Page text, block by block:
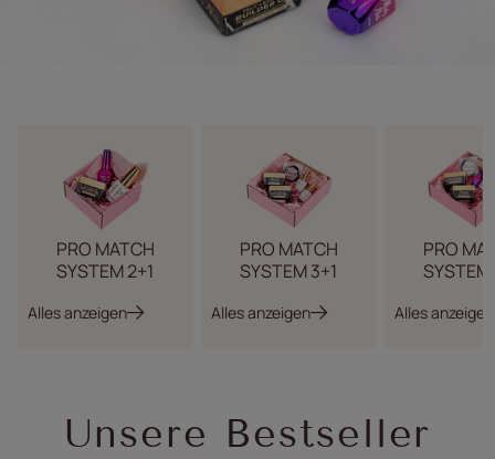
PRO MATCH
SYSTEM 2+1
Alles anzeigen
PRO MATCH
SYSTEM 3+1
Alles anzeigen
PRO
SYSTEM
Alles anzeigen
Unsere Bestseller